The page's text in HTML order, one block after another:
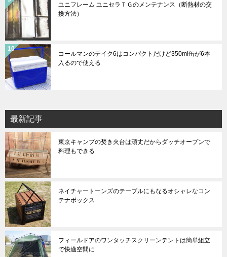
ユニフレーム ユニセラＴＧのメンテナンス（断熱材の交
換方法）
コールマンのテイク6はコンパクトだけど350ml缶が6本
入るので使える
最新記事
東京キャンプの焚き火台は頑丈だからダッチオープンで
料理もできる
ネイチャートーンズのテーブルにもなるオシャレなコン
テナボックス
フィールドアのワンタッチスクリーンテントは簡単組立
で快適空間に